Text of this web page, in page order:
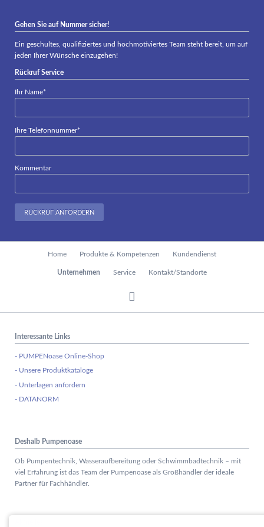
Gehen Sie auf Nummer sicher!
Ein geschultes, qualifiziertes und hochmotiviertes Team steht bereit, um auf
jeden Ihrer Wünsche einzugehen!
Rückruf Service
Pflichtfeld
Ihr Name*
Pflichtfeld
Ihre Telefonnummer*
Kommentar
RÜCKRUF ANFORDERN
Home Produkte & Kompetenzen Kundendienst
Unternehmen Service Kontakt/Standorte
Interessante Links
- PUMPENoase Online-Shop
- Unsere Produktkataloge
- Unterlagen anfordern
- DATANORM
Deshalb Pumpenoase
Ob Pumpentechnik, Wasseraufbereitung oder Schwimmbadtechnik – mit
viel Erfahrung ist das Team der Pumpenoase als Großhändler der ideale
Partner für Fachhändler.